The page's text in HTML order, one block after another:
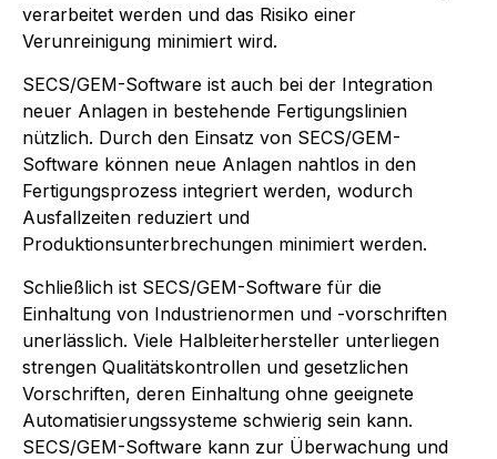
verarbeitet werden und das Risiko einer
Verunreinigung minimiert wird.
SECS/GEM-Software ist auch bei der Integration
neuer Anlagen in bestehende Fertigungslinien
nützlich. Durch den Einsatz von SECS/GEM-
Software können neue Anlagen nahtlos in den
Fertigungsprozess integriert werden, wodurch
Ausfallzeiten reduziert und
Produktionsunterbrechungen minimiert werden.
Schließlich ist SECS/GEM-Software für die
Einhaltung von Industrienormen und -vorschriften
unerlässlich. Viele Halbleiterhersteller unterliegen
strengen Qualitätskontrollen und gesetzlichen
Vorschriften, deren Einhaltung ohne geeignete
Automatisierungssysteme schwierig sein kann.
SECS/GEM-Software kann zur Überwachung und